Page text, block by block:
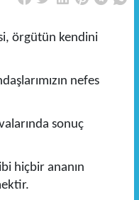
örgütün kendini
nefes
sonuç
hiçbir ananın